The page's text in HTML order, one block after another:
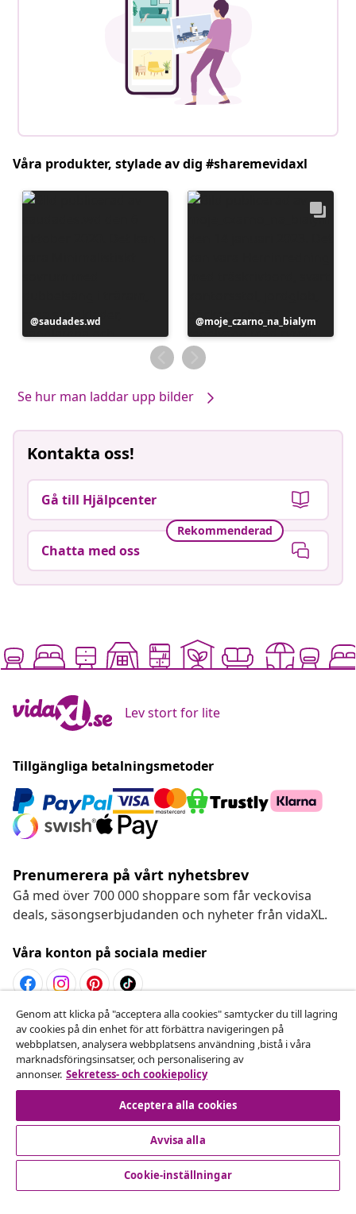
Våra produkter, stylade av dig #sharemevidaxl
Inlägg
publicerat
saudades.wd
Inlägg
publicerat
av
moje_czarno_na_bialym
Se hur man laddar upp bilder
Kontakta oss!
Gå till Hjälpcenter
Rekommenderad
Chatta med oss
Lev stort for lite
Tillgängliga betalningsmetoder
Prenumerera på vårt nyhetsbrev
Gå med över 700 000 shoppare som får veckovisa
deals, säsongserbjudanden och nyheter från vidaXL.
Våra konton på sociala medier
Avbryta avtalet
Skicka in en begäran om uttag för din beställning.
Avbryta avtalet
Kundservice
Genom att klicka på "acceptera alla cookies" samtycker du till lagring
av cookies på din enhet för att förbättra navigeringen på
webbplatsen, analysera webbplatsens användning ,bistå i våra
marknadsföringsinsatser, och personalisering av
annonser. Sekretess- och cookiepolicy
Acceptera alla cookies
Avvisa alla
Cookie-inställningar